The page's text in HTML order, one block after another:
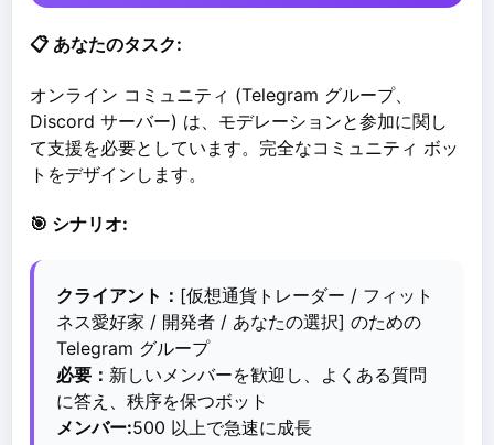
📋 あなたのタスク:
オンライン コミュニティ (Telegram グループ、
Discord サーバー) は、モデレーションと参加に関し
て支援を必要としています。完全なコミュニティ ボッ
トをデザインします。
🎯 シナリオ:
クライアント： [仮想通貨トレーダー / フィット
ネス愛好家 / 開発者 / あなたの選択] のための
Telegram グループ
必要： 新しいメンバーを歓迎し、よくある質問
に答え、秩序を保つボット
メンバー:500 以上で急速に成長